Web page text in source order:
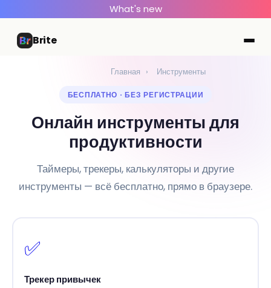
What's new
Brite
Главная › Инструменты
БЕСПЛАТНО · БЕЗ РЕГИСТРАЦИИ
Онлайн инструменты для
продуктивности
Таймеры, трекеры, калькуляторы и другие
инструменты — всё бесплатно, прямо в браузере.
✅
Трекер привычек